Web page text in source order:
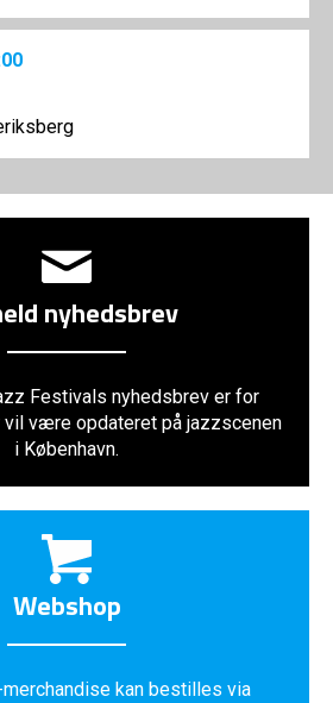
nyhedsbrev
Festivals nyhedsbrev er for
være opdateret på jazzscenen
i København.
Webshop
kan bestilles via